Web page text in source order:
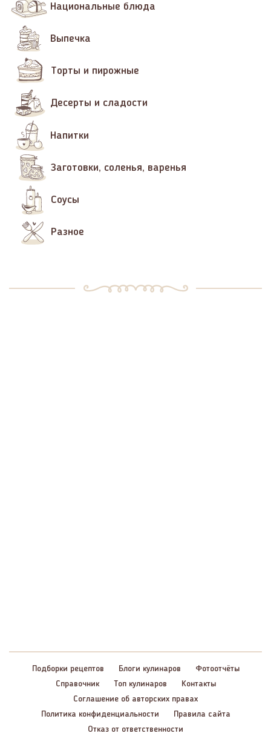
Национальные блюда
Выпечка
Торты и пирожные
Десерты и сладости
Напитки
Заготовки, соленья, варенья
Соусы
Разное
Подборки рецептов Блоги кулинаров
Фотоотчёты
Справочник
Топ кулинаров
Контакты
Соглашение об авторских правах
Политика конфиденциальности
Правила сайта
Отказ от ответственности